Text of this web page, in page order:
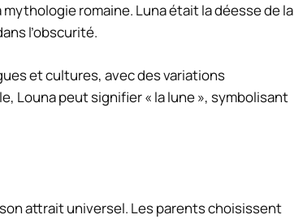
romaine. Luna était la déesse de la
l’obscurité.
et cultures, avec des variations
Louna peut signifier « la lune », symbolisant
attrait universel. Les parents choisissent